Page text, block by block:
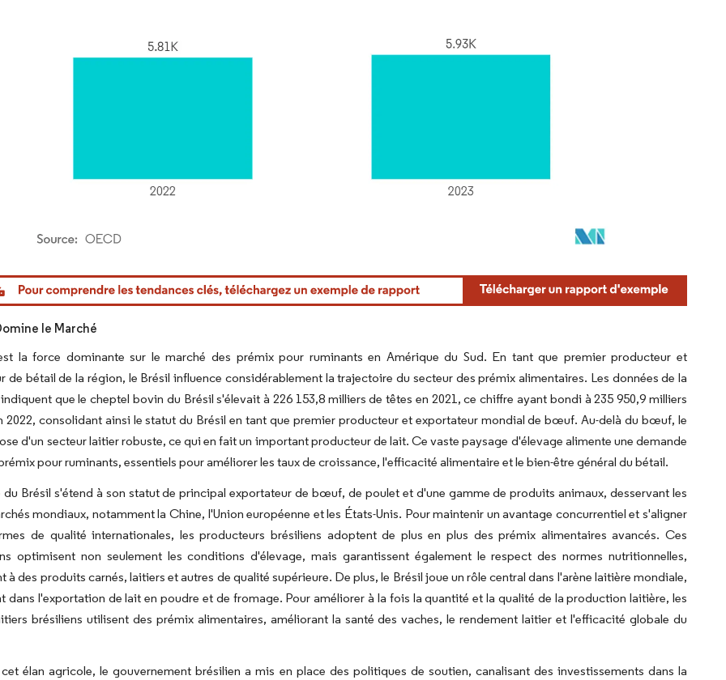
Intelligence. La réutilisation nécessite une attribution sous CC BY 4.0.
le Marché
la force dominante sur le marché des prémix pour ruminants en Amérique du Sud. En tant que premier producteur et
de bétail de la région, le Brésil influence considérablement la trajectoire du secteur des prémix alimentaires. Les données de la
que le cheptel bovin du Brésil s'élevait à 226 153,8 milliers de têtes en 2021, ce chiffre ayant bondi à 235 950,9 milliers
2022, consolidant ainsi le statut du Brésil en tant que premier producteur et exportateur mondial de bœuf. Au-delà du bœuf, le
d'un secteur laitier robuste, ce qui en fait un important producteur de lait. Ce vaste paysage d'élevage alimente une demande
pour ruminants, essentiels pour améliorer les taux de croissance, l'efficacité alimentaire et le bien-être général du bétail.
du Brésil s'étend à son statut de principal exportateur de bœuf, de poulet et d'une gamme de produits animaux, desservant les
mondiaux, notamment la Chine, l'Union européenne et les États-Unis. Pour maintenir un avantage concurrentiel et s'aligner
de qualité internationales, les producteurs brésiliens adoptent de plus en plus des prémix alimentaires avancés. Ces
optimisent non seulement les conditions d'élevage, mais garantissent également le respect des normes nutritionnelles,
à des produits carnés, laitiers et autres de qualité supérieure. De plus, le Brésil joue un rôle central dans l'arène laitière mondiale,
dans l'exportation de lait en poudre et de fromage. Pour améliorer à la fois la quantité et la qualité de la production laitière, les
brésiliens utilisent des prémix alimentaires, améliorant la santé des vaches, le rendement laitier et l'efficacité globale du
élan agricole, le gouvernement brésilien a mis en place des politiques de soutien, canalisant des investissements dans la